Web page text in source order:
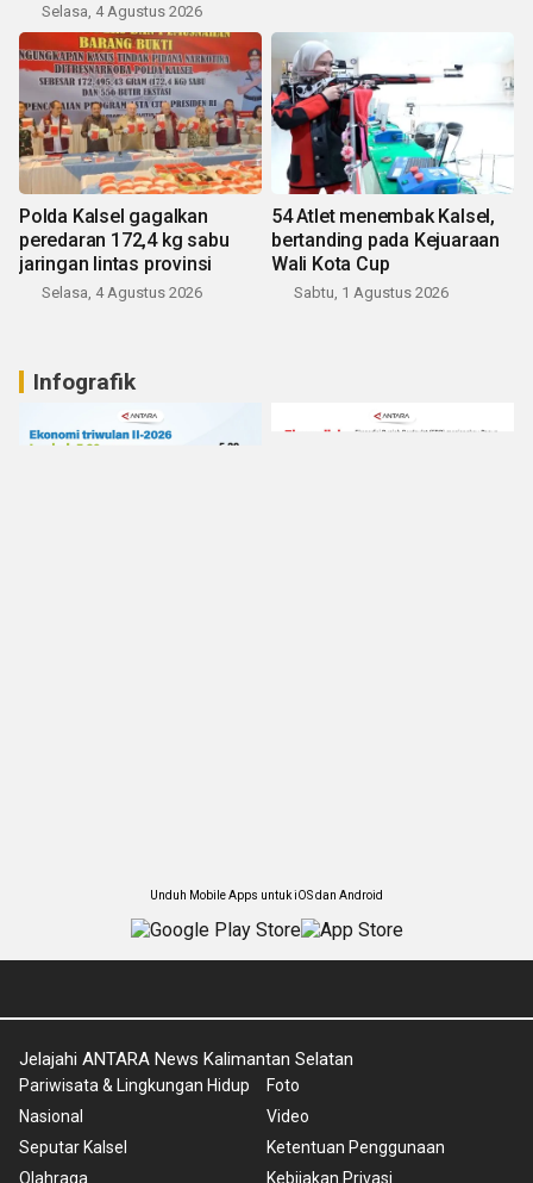
Selasa, 4 Agustus 2026
Polda Kalsel gagalkan
peredaran 172,4 kg sabu
jaringan lintas provinsi
Selasa, 4 Agustus 2026
54 Atlet menembak Kalsel,
bertanding pada Kejuaraan
Wali Kota Cup
Sabtu, 1 Agustus 2026
Infografik
Unduh Mobile Apps untuk iOS dan Android
Jelajahi ANTARA News Kalimantan Selatan
Pariwisata & Lingkungan Hidup
Nasional
Seputar Kalsel
Olahraga
Foto
Video
Ketentuan Penggunaan
Kebijakan Privasi